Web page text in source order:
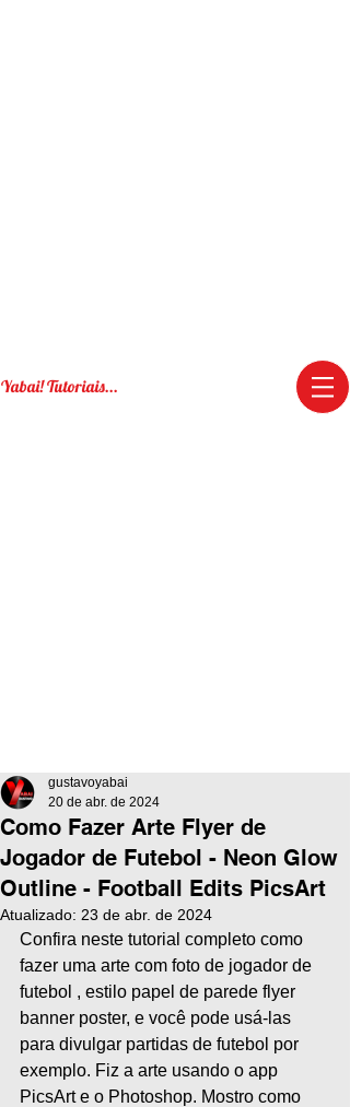
Yabai! Tutoriais...
Como Fazer Arte Flyer de
Jogador de Futebol - Neon Glow
Outline - Football Edits PicsArt
gustavoyabai
20 de abr. de 2024
Atualizado: 23 de abr. de 2024
Confira neste tutorial completo como
fazer uma arte com foto de jogador de
futebol , estilo papel de parede flyer
banner poster, e você pode usá-las
para divulgar partidas de futebol por
exemplo. Fiz a arte usando o app
PicsArt e o Photoshop. Mostro como